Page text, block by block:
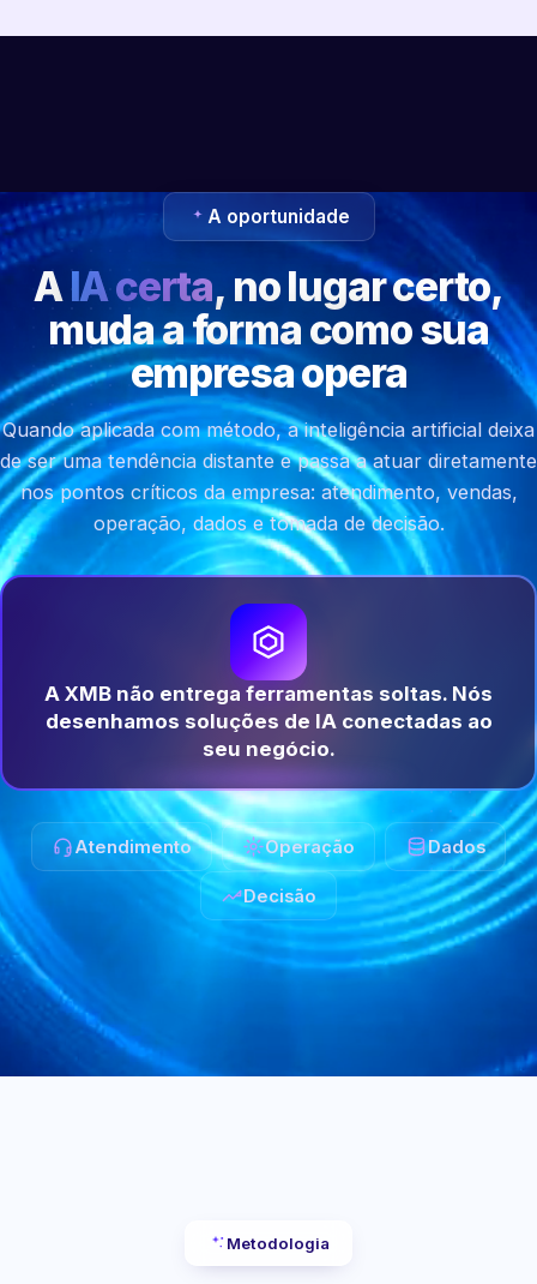
A oportunidade
AIA certa, no lugar certo,
muda a forma como sua
empresa opera
Quando aplicada com método, a inteligência artificial deixa
de ser uma tendência distante e passa a atuar diretamente
nos pontos críticos da empresa: atendimento, vendas,
operação, dados e tomada de decisão.
A XMB não entrega ferramentas soltas. Nós
desenhamos soluções de IA conectadas ao
seu negócio.
Atendimento Operação Dados
Decisão
Metodologia